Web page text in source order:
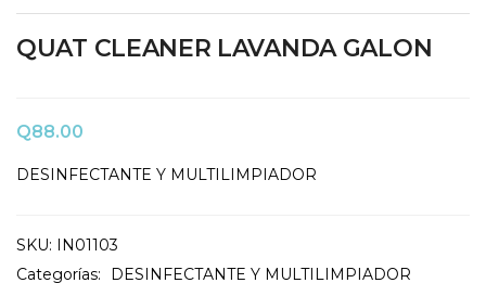
Introduzca su nombre de usuario y contraseña para iniciar
sesión.
QUAT CLEANER LAVANDA GALON
Q88.00
DESINFECTANTE Y MULTILIMPIADOR
SKU: IN01103
Categorías:
DESINFECTANTE Y MULTILIMPIADOR